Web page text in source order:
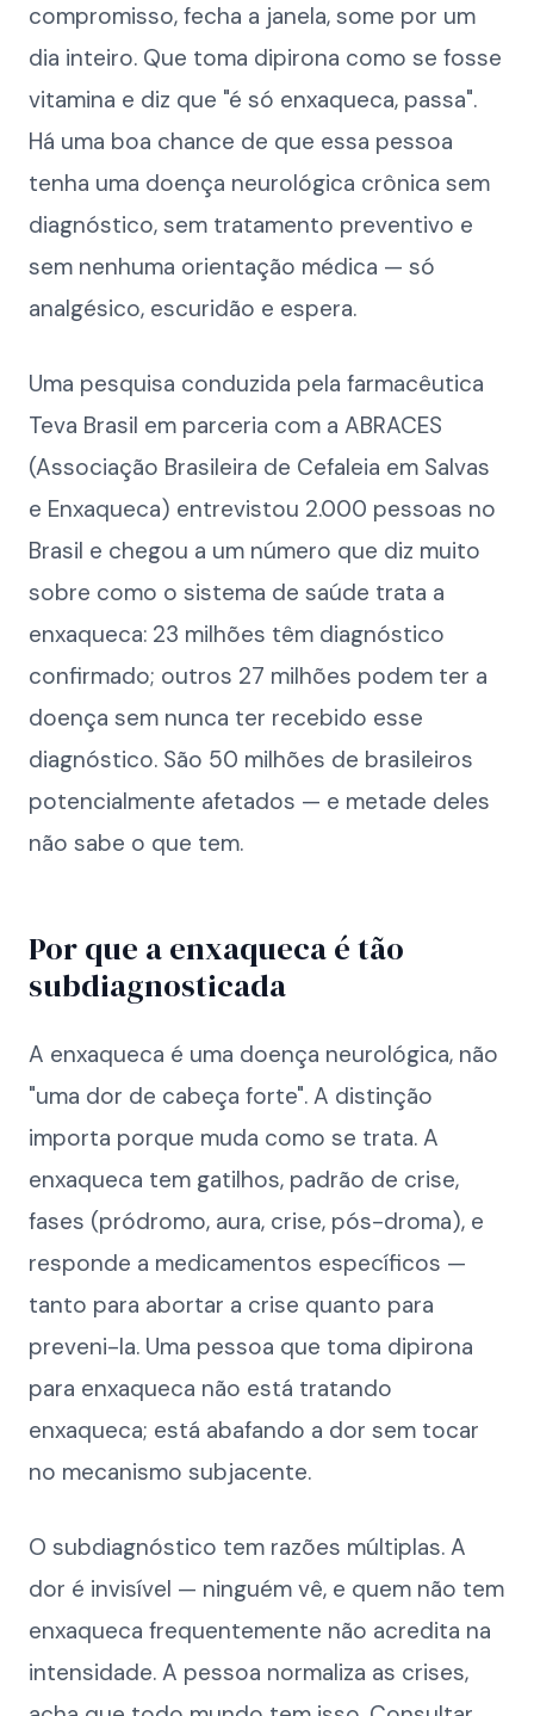
compromisso, fecha a janela, some por um
dia inteiro. Que toma dipirona como se fosse
vitamina e diz que "é só enxaqueca, passa".
Há uma boa chance de que essa pessoa
tenha uma doença neurológica crônica sem
diagnóstico, sem tratamento preventivo e
sem nenhuma orientação médica — só
analgésico, escuridão e espera.
Uma pesquisa conduzida pela farmacêutica
Teva Brasil em parceria com a ABRACES
(Associação Brasileira de Cefaleia em Salvas
e Enxaqueca) entrevistou 2.000 pessoas no
Brasil e chegou a um número que diz muito
sobre como o sistema de saúde trata a
enxaqueca: 23 milhões têm diagnóstico
confirmado; outros 27 milhões podem ter a
doença sem nunca ter recebido esse
diagnóstico. São 50 milhões de brasileiros
potencialmente afetados — e metade deles
não sabe o que tem.
Por que a enxaqueca é tão
subdiagnosticada
A enxaqueca é uma doença neurológica, não
"uma dor de cabeça forte". A distinção
importa porque muda como se trata. A
enxaqueca tem gatilhos, padrão de crise,
fases (pródromo, aura, crise, pós-droma), e
responde a medicamentos específicos —
tanto para abortar a crise quanto para
preveni-la. Uma pessoa que toma dipirona
para enxaqueca não está tratando
enxaqueca; está abafando a dor sem tocar
no mecanismo subjacente.
O subdiagnóstico tem razões múltiplas. A
dor é invisível — ninguém vê, e quem não tem
enxaqueca frequentemente não acredita na
intensidade. A pessoa normaliza as crises,